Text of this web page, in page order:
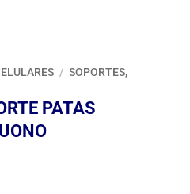
/ SOPORTES,
PATAS